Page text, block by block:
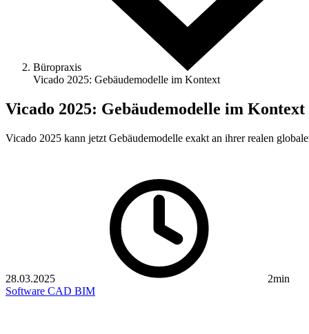
Büropraxis
Vicado 2025: Gebäudemodelle im Kontext
Vicado 2025: Gebäudemodelle im Kontext
Vicado 2025 kann jetzt Gebäudemodelle exakt an ihrer realen
28.03.2025
2min
Software CAD BIM